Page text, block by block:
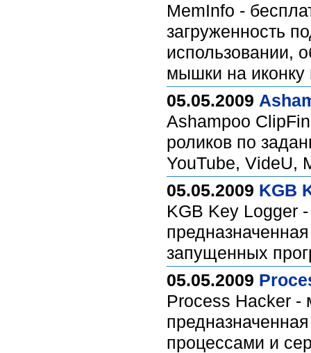
MemInfo -
загруженность
использовании,
мышки на иконку
05.05.2009
Ashampoo
роликов по
YouTube, VideU,
05.05.2009 KGB
KGB Key Logger
запущенных
05.05.2009
Process Hacker -
процессами и